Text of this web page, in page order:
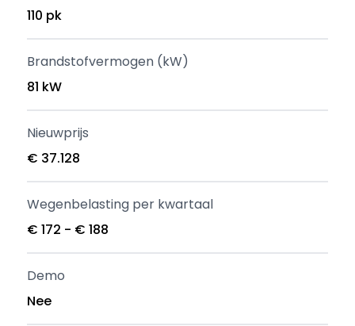
110 pk
Brandstofvermogen (kW)
81 kW
Nieuwprijs
€ 37.128
Wegenbelasting per kwartaal
€ 172 - € 188
Demo
Nee